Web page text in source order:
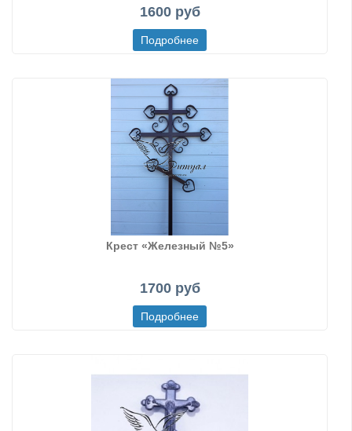
1600 руб
Крест «Железный №5»
1700 руб